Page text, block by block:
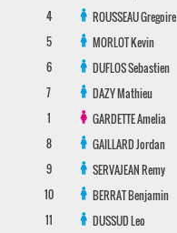
4
ROUSSEAUGregoire
5
MORLOTKevin
6
DUFLOSSebastien
7
DAZYMathieu
1
GARDETTEAmelia
8
GAILLARDJordan
9
SERVAJEANRemy
10
BERRATBenjamin
11
DUSSUDLeo